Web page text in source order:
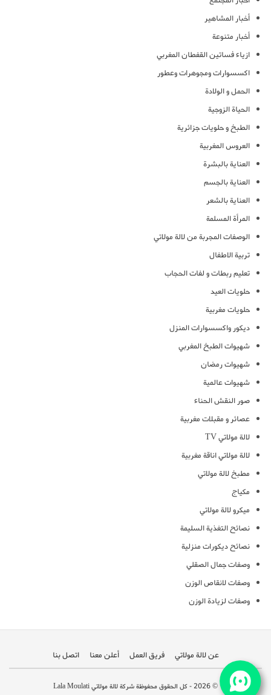
أخبار المشاهير
أخبار متنوعة
ازياء فساتين القفطان المغربي
اكسسوارات ومجوهرات وعطور
الحمل و الولادة
الحياة الزوجية
الطبخ و حلويات جزائرية
العروس المغربية
العناية بالبشرة
العناية بالجسم
العناية بالشعر
المرأة المسلمة
الوصفات المجربة من لالة مولاتي
تربية الاطفال
تعليم ربطات و لفات الحجاب
حلويات العيد
حلويات مغربية
ديكور واكسسوارات المنزل
شهيوات الطبخ المغربي
شهيوات رمضان
شهيوات عالمية
صور النقش الحناء
عصائر و مقبلات مغربية
لالة مولاتي TV
لالة مولاتي اناقة مغربية
مطبخ لالة مولاتي
مكياج
ميكرو لالة مولاتي
نصائح التغذية السليمة
نصائح ديكورات منزلية
وصفات جمال الصقلي
وصفات لانقاص الوزن
وصفات لزيادة الوزن
عن لالة مولاتي فريق العمل أعلن معنا اتصل بنا
© 2026 - كل الحقوق محفوظة شركة لالة مولاتي Lala Moulati